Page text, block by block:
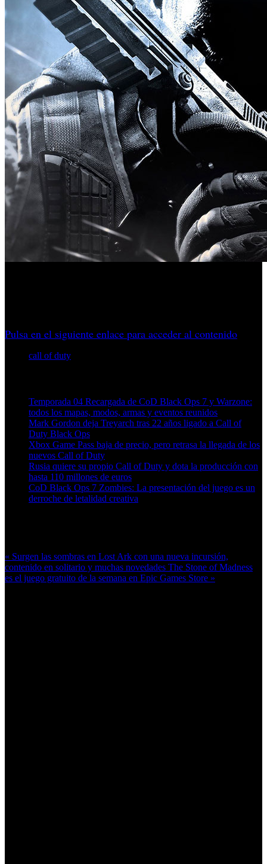
Pulsa en el siguiente enlace para acceder al contenido
call of duty
Temporada 04 Recargada de CoD Black Ops 7 y Warzone:
todos los mapas, modos, armas y eventos reunidos
Mark Gordon deja Treyarch tras 22 años ligado a Call of
Duty Black Ops
Xbox Game Pass baja de precio, pero retrasa la llegada de los
nuevos Call of Duty
Rusia quiere su propio Call of Duty y dota la producción con
hasta 110 millones de euros
CoD Black Ops 7 Zombies: La presentación del juego es un
derroche de letalidad creativa
« Surgen las sombras en Lost Ark con una nueva incursión,
contenido en solitario y muchas novedades The Stone of Madness
es el juego gratuito de la semana en Epic Games Store »